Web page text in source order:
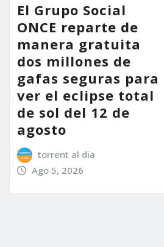
El Grupo Social
ONCE reparte de
manera gratuita
dos millones de
gafas seguras para
ver el eclipse total
de sol del 12 de
agosto
torrent al dia
Ago 5, 2026